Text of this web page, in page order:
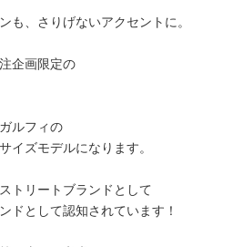
も、さりげないアクセントに。
企画限定の
ルフィの
イズモデルになります。
トリートブランドとして
ドとして認知されています！